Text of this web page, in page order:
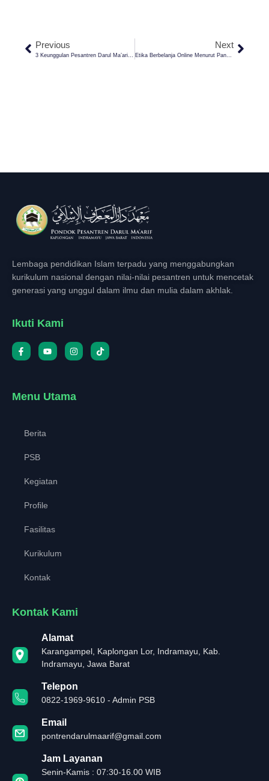
Previous Next
Etika Berbelanja Online Menurut Pandangan Islam
Lembaga pendidikan Islam terpadu yang menggabungkan
kurikulum nasional dengan nilai-nilai pesantren untuk mencetak
generasi yang unggul dalam ilmu dan mulia dalam akhlak.
Ikuti Kami
Menu Utama
Berita
PSB
Kegiatan
Profile
Fasilitas
Kurikulum
Kontak
Kontak Kami
Alamat
Karangampel, Kaplongan Lor, Indramayu, Kab.
Indramayu, Jawa Barat
Telepon
0822-1969-9610 - Admin PSB
Email
pontrendarulmaarif@gmail.com
Jam Layanan
Senin-Kamis : 07:30-16.00 WIB